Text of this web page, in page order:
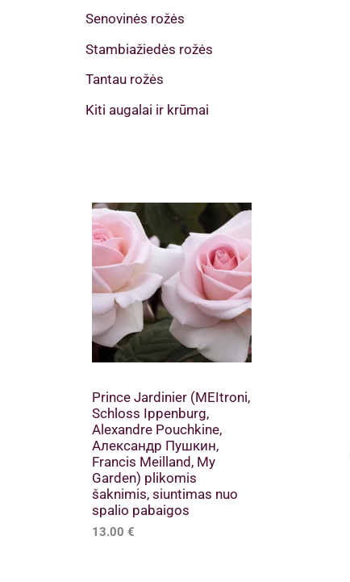
Senovinės rožės
Stambiažiedės rožės
Tantau rožės
Kiti augalai ir krūmai
Prince Jardinier (MEItroni,
Schloss Ippenburg,
Alexandre Pouchkine,
Александр Пушкин,
Francis Meilland, My
Garden) plikomis
šaknimis, siuntimas nuo
spalio pabaigos
13.00 €